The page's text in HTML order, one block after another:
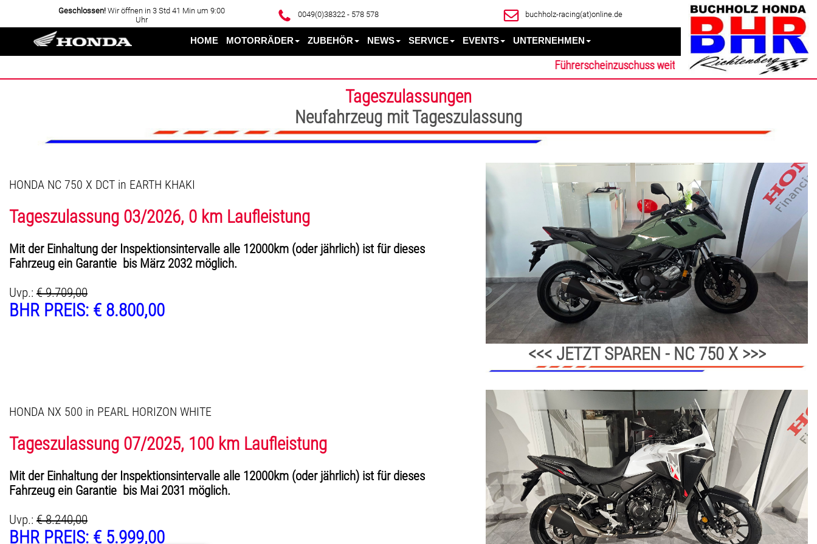
Geschlossen! Wir öffnen in 3 Std 41 Min um 9:00
Uhr
0049(0)38322 - 578 578 buchholz-racing(at)online.de
HOME MOTORRÄDER ZUBEHÖR NEWS SERVICE EVENTS UNTERNEHMEN
Führerscheinzuschuss weiterhin möglich für die CB125R
Tageszulassungen
Neufahrzeug mit Tageszulassung
HONDA NC 750 X DCT in EARTH KHAKI
Tageszulassung 03/2026, 0 km Laufleistung
Mit der Einhaltung der Inspektionsintervalle alle 12000km (oder jährlich) ist für dieses
Fahrzeug ein Garantie bis März 2032 möglich.
Uvp.: € 9.709,00
BHR PREIS: € 8.800,00
<<< JETZT SPAREN - NC 750 X >>>
HONDA NX 500 in PEARL HORIZON WHITE
Tageszulassung 07/2025, 100 km Laufleistung
Mit der Einhaltung der Inspektionsintervalle alle 12000km (oder jährlich) ist für dieses
Fahrzeug ein Garantie bis Mai 2031 möglich.
Uvp.: € 8.240,00
BHR PREIS: € 5.999,00